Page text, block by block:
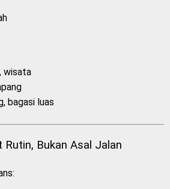
wisata
bagasi luas
Bukan Asal Jalan